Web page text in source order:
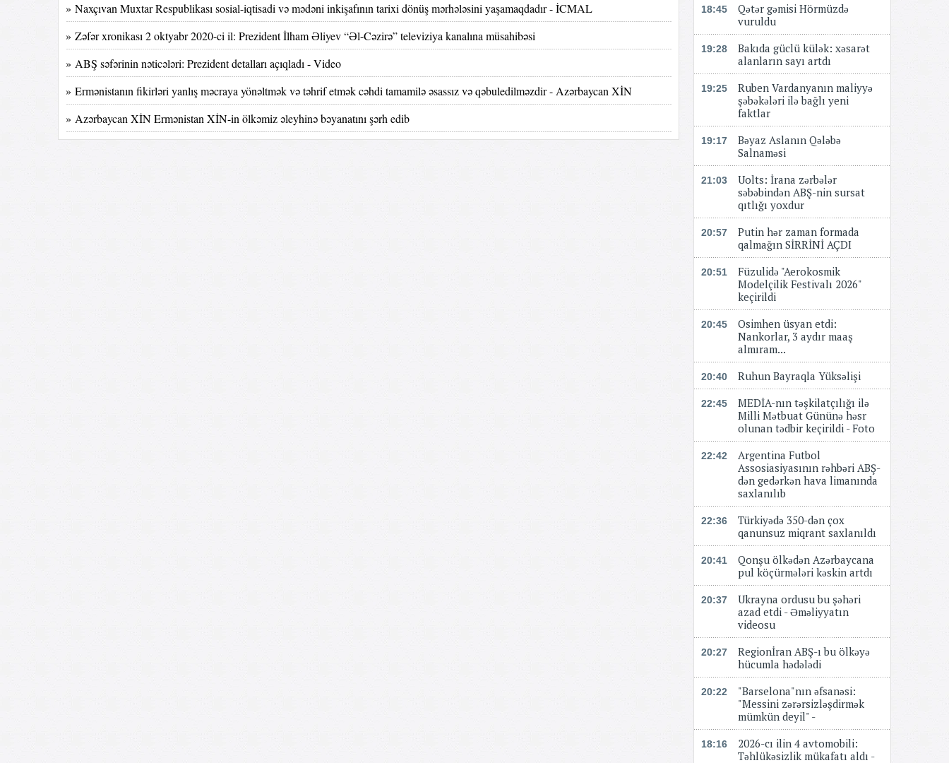
» Naxçıvan Muxtar Respublikası sosial-iqtisadi və mədəni inkişafının tarixi dönüş mərhələsini yaşamaqdadır - İCMAL
» Zəfər xronikası 2 oktyabr 2020-ci il: Prezident İlham Əliyev “Əl-Cəzirə” televiziya kanalına müsahibəsi
» ABŞ səfərinin nəticələri: Prezident detalları açıqladı - Video
» Ermənistanın fikirləri yanlış məcraya yönəltmək və təhrif etmək cəhdi tamamilə əsassız və qəbuledilməzdir - Azərbaycan XİN
» Azərbaycan XİN Ermənistan XİN-in ölkəmiz əleyhinə bəyanatını şərh edib
18:45
Qətər gəmisi Hörmüzdə
vuruldu
19:28
Bakıda güclü külək: xəsarət
alanların sayı artdı
19:25
Ruben Vardanyanın maliyyə
şəbəkələri ilə bağlı yeni
faktlar
19:17
Bəyaz Aslanın Qələbə
Salnaməsi
21:03
Uolts: İrana zərbələr
səbəbindən ABŞ-nin sursat
qıtlığı yoxdur
20:57
Putin hər zaman formada
qalmağın SİRRİNİ AÇDI
20:51
Füzulidə "Aerokosmik
Modelçilik Festivalı 2026"
keçirildi
20:45
Osimhen üsyan etdi:
Nankorlar, 3 aydır maaş
almıram...
20:40 Ruhun Bayraqla Yüksəlişi
22:45
MEDİA-nın təşkilatçılığı ilə
Milli Mətbuat Gününə həsr
olunan tədbir keçirildi - Foto
22:42
Argentina Futbol
Assosiasiyasının rəhbəri ABŞ-
dən gedərkən hava limanında
saxlanılıb
22:36
Türkiyədə 350-dən çox
qanunsuz miqrant saxlanıldı
20:41
Qonşu ölkədən Azərbaycana
pul köçürmələri kəskin artdı
20:37
Ukrayna ordusu bu şəhəri
azad etdi - Əməliyyatın
videosu
20:27
Regionİran ABŞ-ı bu ölkəyə
hücumla hədələdi
20:22
"Barselona"nın əfsanəsi:
"Messini zərərsizləşdirmək
mümkün deyil" -
18:16
2026-cı ilin 4 avtomobili:
Təhlükəsizlik mükafatı aldı -